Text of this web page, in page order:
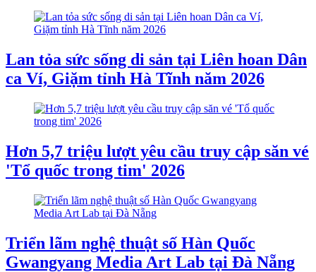
Lan tỏa sức sống di sản tại Liên hoan Dân
ca Ví, Giặm tỉnh Hà Tĩnh năm 2026
Hơn 5,7 triệu lượt yêu cầu truy cập săn vé
'Tổ quốc trong tim' 2026
Triển lãm nghệ thuật số Hàn Quốc
Gwangyang Media Art Lab tại Đà Nẵng